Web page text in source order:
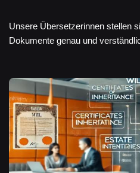
Unsere Übersetzerinnen stellen
Dokumente genau und